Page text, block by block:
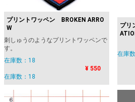
プリントワッペン BROKEN ARRO
W
刺しゅうのようなプリントワッペンで
す。
在庫数：18
¥ 550
在庫数：18
プリ
在庫